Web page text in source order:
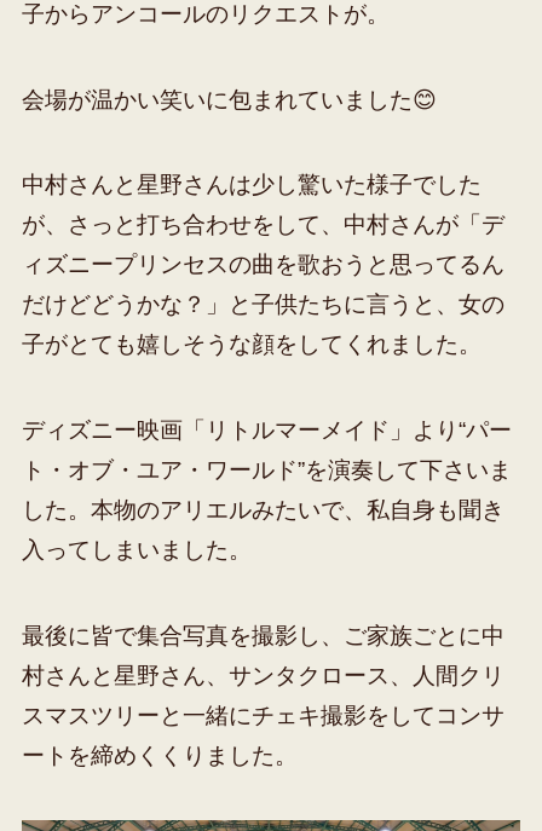
子からアンコールのリクエストが。
会場が温かい笑いに包まれていました😊
中村さんと星野さんは少し驚いた様子でした
が、さっと打ち合わせをして、中村さんが「デ
ィズニープリンセスの曲を歌おうと思ってるん
だけどどうかな？」と子供たちに言うと、女の
子がとても嬉しそうな顔をしてくれました。
ディズニー映画「リトルマーメイド」より“パー
ト・オブ・ユア・ワールド”を演奏して下さいま
した。本物のアリエルみたいで、私自身も聞き
入ってしまいました。
最後に皆で集合写真を撮影し、ご家族ごとに中
村さんと星野さん、サンタクロース、人間クリ
スマスツリーと一緒にチェキ撮影をしてコンサ
ートを締めくくりました。